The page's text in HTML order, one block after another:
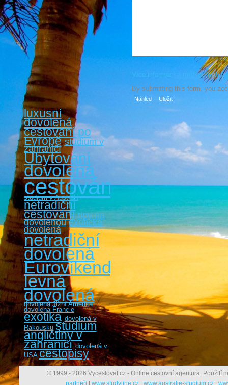
luxusní
dovolená
cestovaní po
Evropě studium v
zahraničí
Ubytování
dovolená
cestování
studium v Austrálii
netradiční
cestování tipy na
dovolenou exotická
dovolená
netradiční
dovolená
Eurovíkendy
levná
dovolená
dovolená Jižní Amerika
dovolená Francie
exotika dovolená v
Rakousku studium
angličtiny v
zahraničí dovolená v
USA cestopisy
Více informací o možnostech
By submitting this form, you
© 1999 - 2026 Vycestovat.cz - Online cestovní agentura. Použití
partneři
www.studyline.cz www.australie-studium.cz